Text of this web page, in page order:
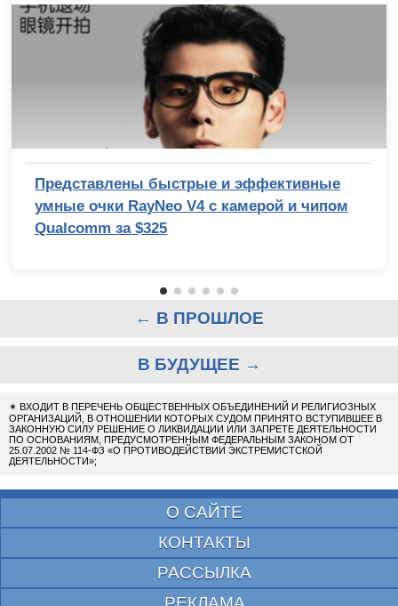
Представлены быстрые и эффективные
умные очки RayNeo V4 с камерой и чипом
Qualcomm за $325
← В ПРОШЛОЕ
В БУДУЩЕЕ →
✴ ВХОДИТ В ПЕРЕЧЕНЬ ОБЩЕСТВЕННЫХ ОБЪЕДИНЕНИЙ И РЕЛИГИОЗНЫХ
ОРГАНИЗАЦИЙ, В ОТНОШЕНИИ КОТОРЫХ СУДОМ ПРИНЯТО ВСТУПИВШЕЕ В
ЗАКОННУЮ СИЛУ РЕШЕНИЕ О ЛИКВИДАЦИИ ИЛИ ЗАПРЕТЕ ДЕЯТЕЛЬНОСТИ
ПО ОСНОВАНИЯМ, ПРЕДУСМОТРЕННЫМ ФЕДЕРАЛЬНЫМ ЗАКОНОМ ОТ
25.07.2002 № 114-ФЗ «О ПРОТИВОДЕЙСТВИИ ЭКСТРЕМИСТСКОЙ
ДЕЯТЕЛЬНОСТИ»;
О САЙТЕ
КОНТАКТЫ
РАССЫЛКА